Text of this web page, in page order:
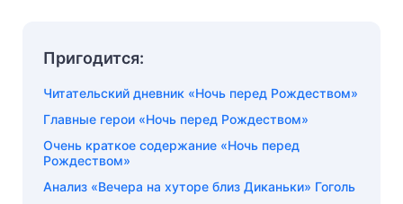
Пригодится:
Читательский дневник «Ночь перед Рождеством»
Главные герои «Ночь перед Рождеством»
Очень краткое содержание «Ночь перед
Рождеством»
Анализ «Вечера на хуторе близ Диканьки» Гоголь